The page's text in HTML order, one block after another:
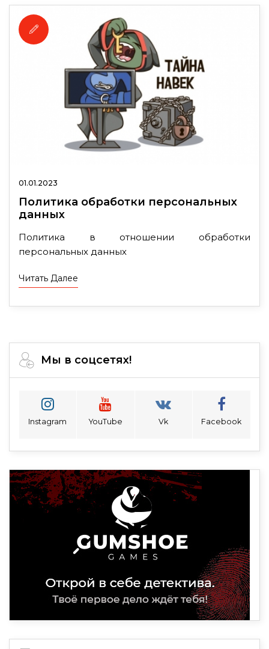
01.01.2023
Политика обработки персональных
данных
Политика в отношении обработки
персональных данных
Читать Далее
Мы в соцсетях!
Instagram YouTube Vk Facebook